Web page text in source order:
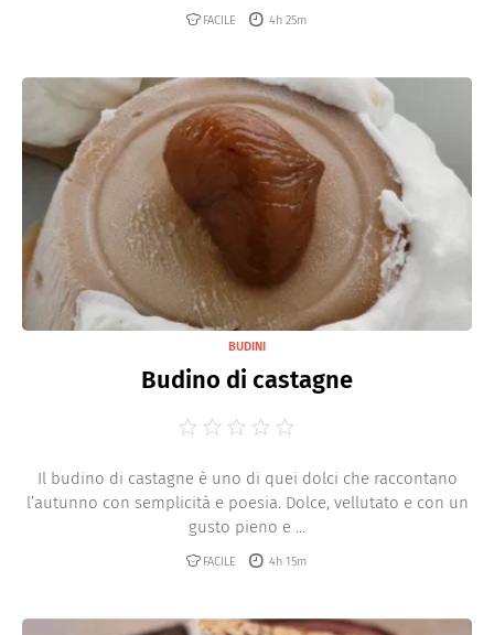
FACILE 4h 25m
BUDINI
Budino di castagne
Il budino di castagne è uno di quei dolci che raccontano
l’autunno con semplicità e poesia. Dolce, vellutato e con un
gusto pieno e ...
FACILE 4h 15m